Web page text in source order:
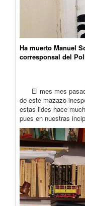
Ha muerto Manuel
corresponsal del
El mes mes
de este mazazo
estas lides hace
pues en nuestras